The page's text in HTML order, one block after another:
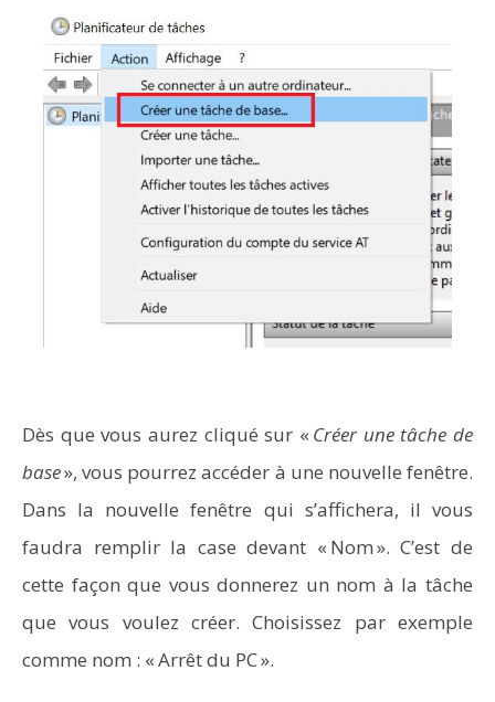
Dès que vous aurez cliqué sur « Créer une tâche de
base», vous pourrez accéder à une nouvelle fenêtre.
Dans la nouvelle fenêtre qui s’affichera, il vous
faudra remplir la case devant « Nom ». C’est de
cette façon que vous donnerez un nom à la tâche
que vous voulez créer. Choisissez par exemple
comme nom : « Arrêt du PC ».